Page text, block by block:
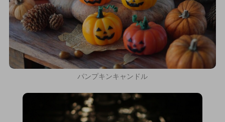
パンプキンキャンドル